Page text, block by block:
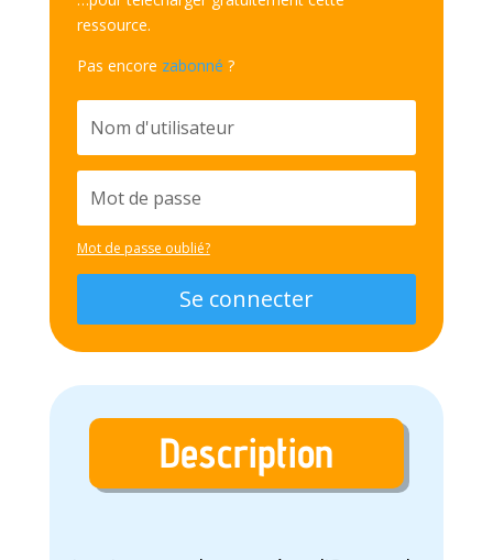
ressource.
Pas encore zabonné ?
Mot de passe oublié?
Se connecter
Description